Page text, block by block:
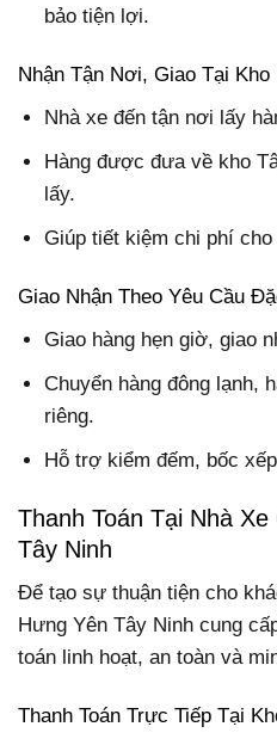
bảo tiện lợi.
Nhận Tận Nơi, Giao Tại Kho
Nhà xe đến tận nơi lấy
Hàng được đưa về kho
lấy.
Giúp tiết kiệm chi phí
Giao Nhận Theo Yêu Cầu
Giao hàng hẹn giờ, giao
Chuyển hàng đông lạnh,
riêng.
Hỗ trợ kiểm đếm, bốc
Thanh Toán Tại Nhà
Tây Ninh
Để tạo sự thuận tiện cho
Hưng Yên Tây Ninh cung
toán linh hoạt, an toàn và
Thanh Toán Trực Tiếp Tại